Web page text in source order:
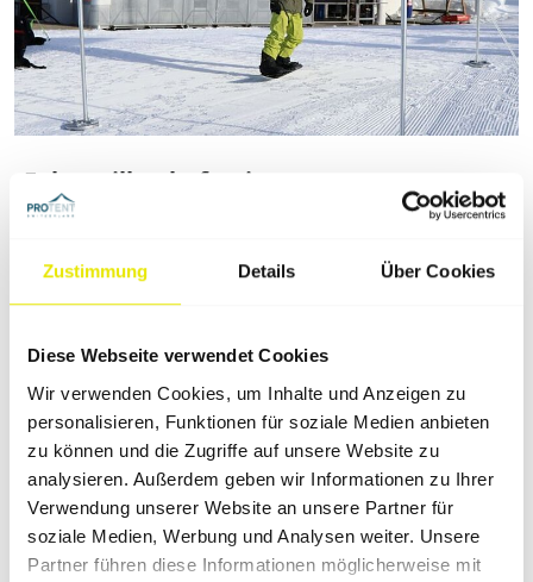
Zustimmung Details Über Cookies
Diese Webseite verwendet Cookies
Wir verwenden Cookies, um Inhalte und Anzeigen zu
personalisieren, Funktionen für soziale Medien anbieten
zu können und die Zugriffe auf unsere Website zu
analysieren. Außerdem geben wir Informationen zu Ihrer
Verwendung unserer Website an unsere Partner für
soziale Medien, Werbung und Analysen weiter. Unsere
Partner führen diese Informationen möglicherweise mit
Faltpavillon befestigen
Nur wenn Du Deinen Faltpavillon richtig befestigst,
der Pro-Tent Faltzelte profitieren. Dabei spielt die
korrekte Abspannung ebenso eine Rolle wie
die notwendige Standfestigkeit bei Wind
gewährleistest. Wir erklären Dir, worauf es bei der
Befestigung…